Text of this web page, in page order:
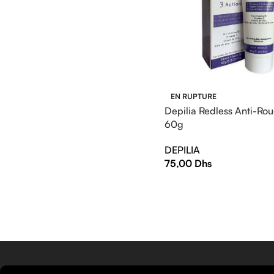
EN RUPTURE
Depilia Redless Anti-
60g
DEPILIA
75,00 Dhs